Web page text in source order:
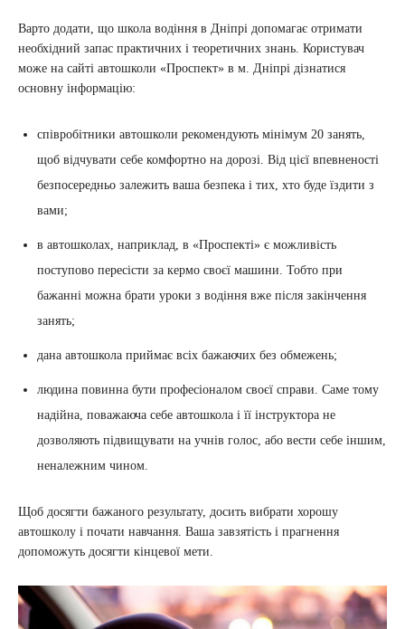
Варто додати, що школа водіння в Дніпрі допомагає отримати
необхідний запас практичних і теоретичних знань. Користувач
може на сайті автошколи «Проспект» в м. Дніпрі дізнатися
основну інформацію:
співробітники автошколи рекомендують мінімум 20 занять,
щоб відчувати себе комфортно на дорозі. Від цієї впевненості
безпосередньо залежить ваша безпека і тих, хто буде їздити з
вами;
в автошколах, наприклад, в «Проспекті» є можливість
поступово пересісти за кермо своєї машини. Тобто при
бажанні можна брати уроки з водіння вже після закінчення
занять;
дана автошкола приймає всіх бажаючих без обмежень;
людина повинна бути професіоналом своєї справи. Саме тому
надійна, поважаюча себе автошкола і її інструктора не
дозволяють підвищувати на учнів голос, або вести себе іншим,
неналежним чином.
Щоб досягти бажаного результату, досить вибрати хорошу
автошколу і почати навчання. Ваша завзятість і прагнення
допоможуть досягти кінцевої мети.